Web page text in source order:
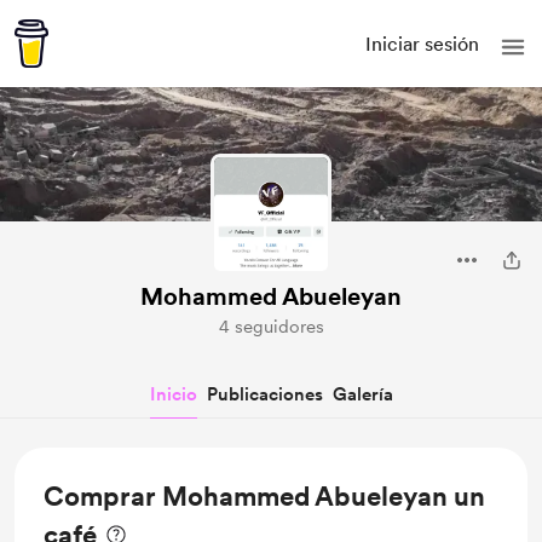
Iniciar sesión
Mohammed Abueleyan
4 seguidores
Inicio Publicaciones Galería
Comprar Mohammed Abueleyan un
café